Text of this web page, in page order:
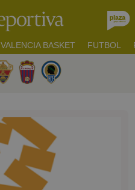
VALENCIA BASKET FUTBOL